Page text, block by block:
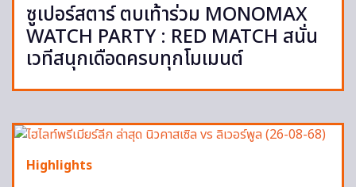
ซูเปอร์สตาร์ ตบเท้าร่วม MONOMAX
WATCH PARTY : RED MATCH สนั่น
เวทีสนุกเดือดครบทุกโมเมนต์
Highlights